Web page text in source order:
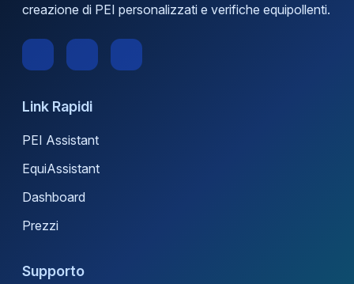
creazione di PEI personalizzati e verifiche equipollenti.
Link Rapidi
PEI Assistant
EquiAssistant
Dashboard
Prezzi
Supporto